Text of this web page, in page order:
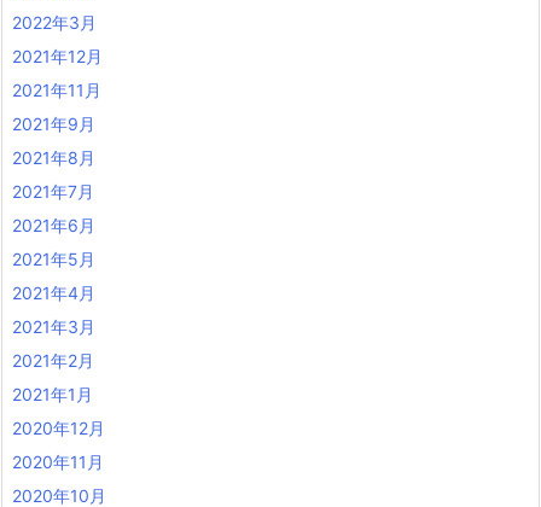
2022年3月
2021年12月
2021年11月
2021年9月
2021年8月
2021年7月
2021年6月
2021年5月
2021年4月
2021年3月
2021年2月
2021年1月
2020年12月
2020年11月
2020年10月